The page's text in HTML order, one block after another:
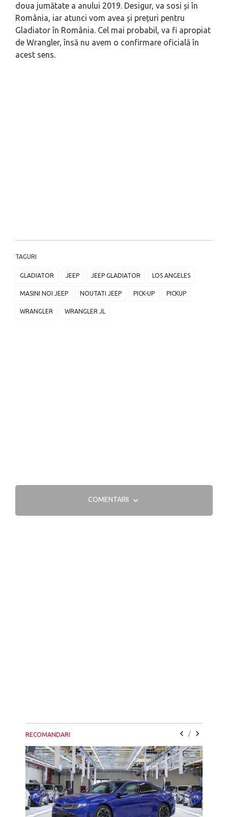
doua jumătate a anului 2019. Desigur, va sosi și în
România, iar atunci vom avea și prețuri pentru
Gladiator în România. Cel mai probabil, va fi apropiat
de Wrangler, însă nu avem o confirmare oficială în
acest sens.
TAGURI
GLADIATOR JEEP JEEP GLADIATOR LOS ANGELES
MASINI NOI JEEP NOUTATI JEEP PICK-UP PICKUP
WRANGLER WRANGLER JL
COMENTARII
RECOMANDARI /